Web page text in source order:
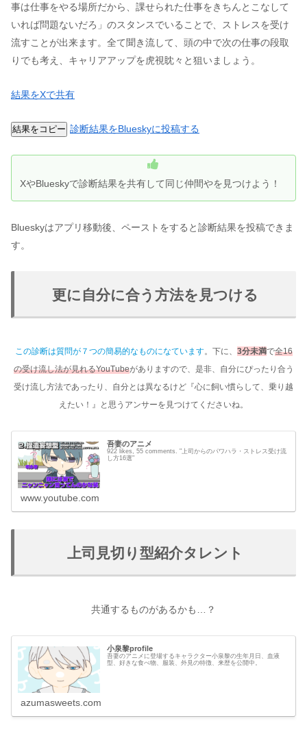
事は仕事をやる場所だから、課せられた仕事をきちんとこなして
いれば問題ないだろ」のスタンスでいることで、ストレスを受け
流すことが出来ます。全て聞き流して、頭の中で次の仕事の段取
りでも考え、キャリアアップを虎視眈々と狙いましょう。
結果をXで共有
結果をコピー 診断結果をBlueskyに投稿する
XやBlueskyで診断結果を共有して同じ仲間やを見つけよう！
Blueskyはアプリ移動後、ペーストをすると診断結果を投稿できま
す。
更に自分に合う方法を見つける
この診断は質問が７つの簡易的なものになています。下に、 3分未満で全16
の受け流し法が見れるYouTubeがありますので、是非、自分にぴったり合う
受け流し方法であったり、自分とは異なるけど『心に飼い慣らして、乗り越
えたい！』と思うアンサーを見つけてくださいね。
吾妻のアニメ
922 likes, 55 comments. "上司からのパワハラ・ストレス受け流
し方16選"
www.youtube.com
上司見切り型紹介タレント
共通するものがあるかも…？
小泉黎profile
吾妻のアニメに登場するキャラクター小泉黎の生年月日、血液
型、好きな食べ物、服装、外見の特徴、来歴を公開中。
azumasweets.com